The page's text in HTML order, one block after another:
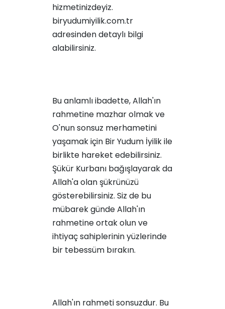
hizmetinizdeyiz.
biryudumiyilik.com.tr
adresinden detaylı bilgi
alabilirsiniz.
Bu anlamlı ibadette, Allah'ın
rahmetine mazhar olmak ve
O'nun sonsuz merhametini
yaşamak için Bir Yudum İyilik ile
birlikte hareket edebilirsiniz.
Şükür Kurbanı bağışlayarak da
Allah'a olan şükrünüzü
gösterebilirsiniz. Siz de bu
mübarek günde Allah'ın
rahmetine ortak olun ve
ihtiyaç sahiplerinin yüzlerinde
bir tebessüm bırakın.
Allah'ın rahmeti sonsuzdur. Bu